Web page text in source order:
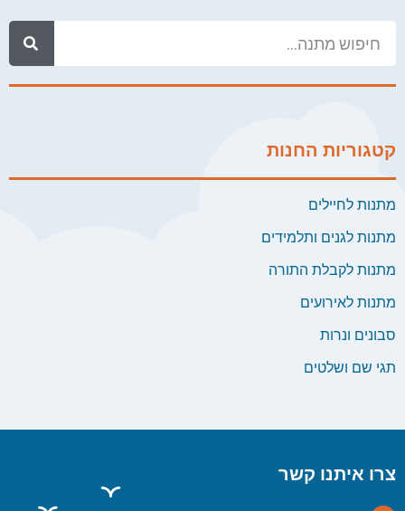
קטגוריות החנות
מתנות לחיילים
מתנות לגנים ותלמידים
מתנות לקבלת התורה
מתנות לאירועים
סבונים ונרות
תגי שם ושלטים
צרו איתנו קשר